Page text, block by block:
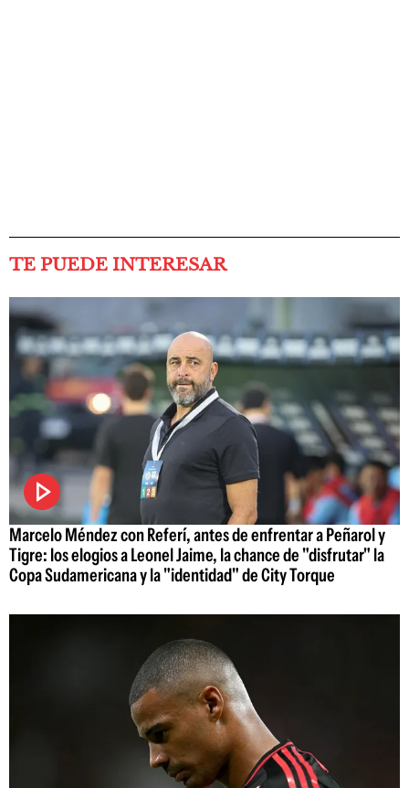
TE PUEDE INTERESAR
Marcelo Méndez con Referí, antes de enfrentar a Peñarol y
Tigre: los elogios a Leonel Jaime, la chance de "disfrutar" la
Copa Sudamericana y la "identidad" de City Torque